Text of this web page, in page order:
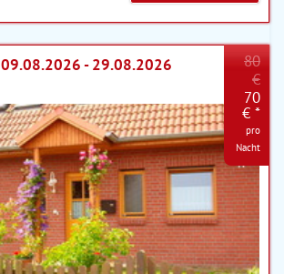
09.08.2026 - 29.08.2026
80
€
70
€ *
pro
Nacht